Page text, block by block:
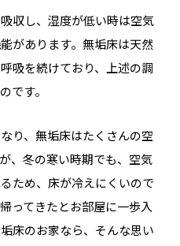
収し、湿度が低い時は空気
があります。無垢床は天然
吸を続けており、上述の調
です。
り、無垢床はたくさんの空
、冬の寒い時期でも、空気
ため、床が冷えにくいので
ってきたとお部屋に一歩入
床のお家なら、そんな思い